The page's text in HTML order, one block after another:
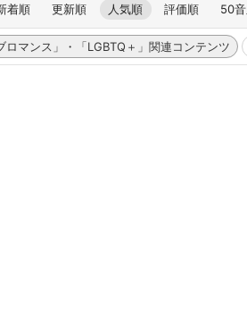
着順 更新順 人気順 評価順 50
ロマンス」・「LGBTQ＋」関連コンテンツ